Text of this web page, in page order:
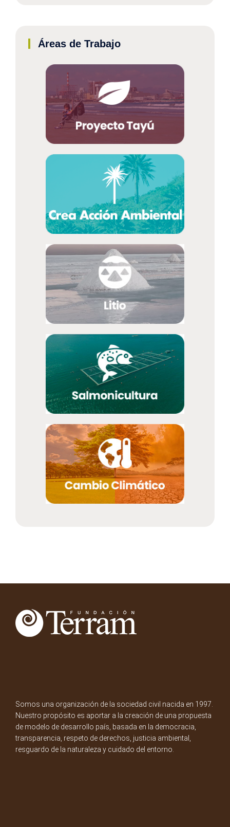
Áreas de Trabajo
Somos una organización de la sociedad civil nacida en 1997.
Nuestro propósito es aportar a la creación de una propuesta
de modelo de desarrollo país, basada en la democracia,
transparencia, respeto de derechos, justicia ambiental,
resguardo de la naturaleza y cuidado del entorno.